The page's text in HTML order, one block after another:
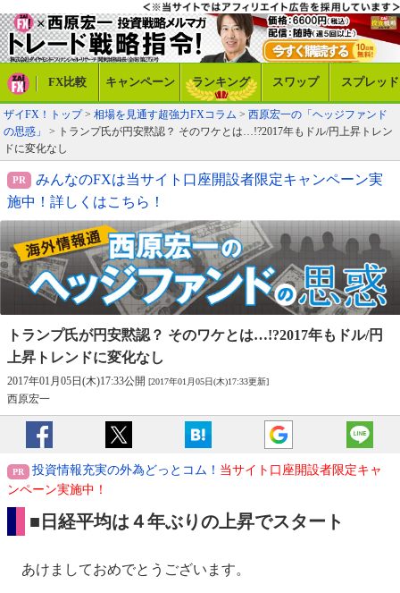
FX比較 キャンペーン ランキング スワップ スプレッド
ザイFX！トップ> 相場を見通す超強力FXコラム > 西原宏一の「ヘッジファンド
の思惑」
> トランプ氏が円安黙認？ そのワケとは…!?2017年もドル/円上昇トレン
ドに変化なし
みんなのFXは当サイト口座開設者限定キャンペーン実
施中！詳しくはこちら！
トランプ氏が円安黙認？ そのワケとは…!?2017年もドル/円
上昇トレンドに変化なし
2017年01月05日(木)17:33公開 [2017年01月05日(木)17:33更新]
西原宏一
投資情報充実の外為どっとコム！ 当サイト口座開設者限定キャ
ンペーン実施中！
■日経平均は４年ぶりの上昇でスタート
あけましておめでとうございます。